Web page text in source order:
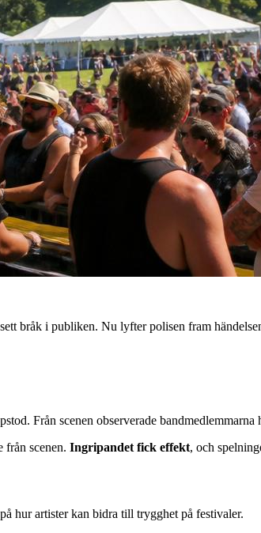
bråk i publiken. Nu lyfter polisen fram
Från scenen observerade
från scenen. Ingripandet fick effekt, och
hur artister kan bidra till trygghet på festivaler.